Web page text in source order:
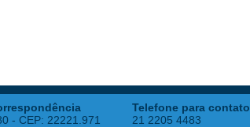
- CEP: 22221.971
Telefone para contato
21 2205 4483